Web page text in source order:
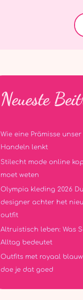
for:
Neueste
Wie eine Prämisse
Handeln lenkt
Stilecht mode online
moet weten
Olympia kleding 2026
designer achter het
outfit
Altruistisch leben: Was
Alltag bedeutet
Outfits met royaal
doe je dat goed